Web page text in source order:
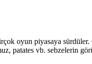
oyun piyasaya
patates vb. sebzelerin